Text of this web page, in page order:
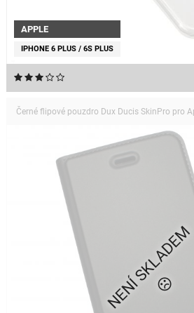
APPLE
IPHONE 6 PLUS / 6S PLUS
Černé flipové pouzdro Dux Ducis SkinPro pro
NENÍ SKLADEM